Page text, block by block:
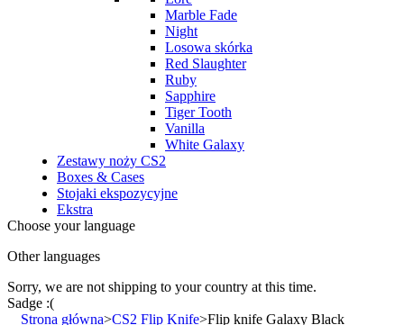
Marble Fade
Night
Losowa skórka
Red Slaughter
Ruby
Sapphire
Tiger Tooth
Vanilla
White Galaxy
Zestawy noży CS2
Boxes & Cases
Stojaki ekspozycyjne
Ekstra
Choose your language
Other languages
Sorry, we are not shipping to your country at this time.
Sadge :(
Strona główna>CS2 Flip Knife>Flip knife Galaxy Black